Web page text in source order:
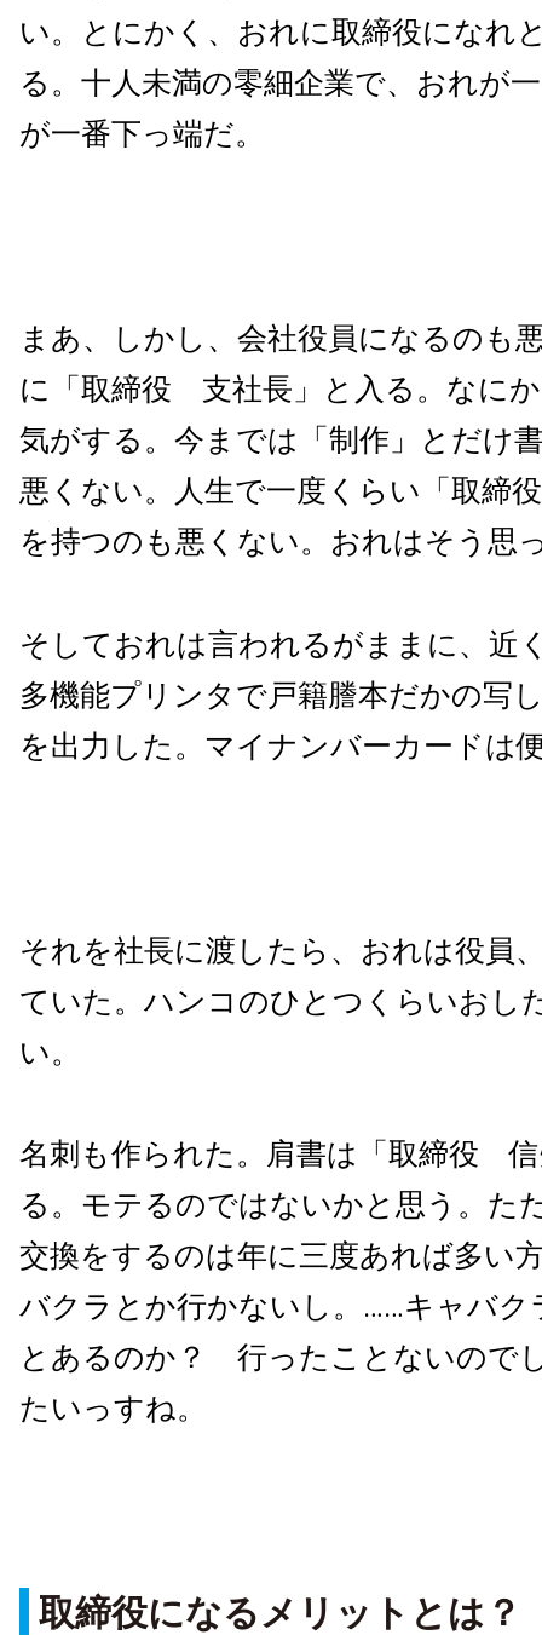
い。とにかく、おれに取締役になれ
る。十人未満の零細企業で、おれが
が一番下っ端だ。
まあ、しかし、会社役員になるのも
に「取締役 支社長」と入る。なに
気がする。今までは「制作」とだけ
悪くない。人生で一度くらい「取締
を持つのも悪くない。おれはそう思
そしておれは言われるがままに、近
多機能プリンタで戸籍謄本だかの写
を出力した。マイナンバーカードは
それを社長に渡したら、おれは役員
ていた。ハンコのひとつくらいおし
い。
名刺も作られた。肩書は「取締役
る。モテるのではないかと思う。た
交換をするのは年に三度あれば多い
バクラとか行かないし。……キャバク
とあるのか？ 行ったことないので
たいっすね。
取締役になるメリットとは？